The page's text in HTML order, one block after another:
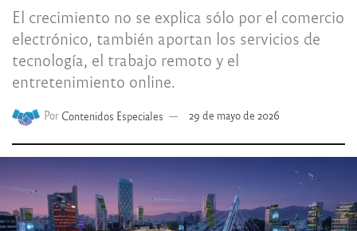
El crecimiento no se explica sólo por el comercio
electrónico, también aportan los servicios de
tecnología, el trabajo remoto y el
entretenimiento online.
Por Contenidos Especiales 29 de mayo de 2026